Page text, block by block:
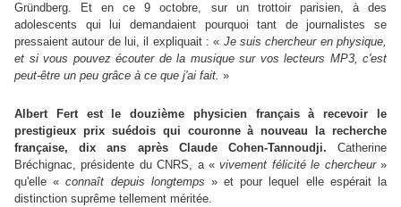
Gründberg. Et en ce 9 octobre, sur un trottoir parisien, à des
adolescents qui lui demandaient pourquoi tant de journalistes se
pressaient autour de lui, il expliquait : « Je suis chercheur en physique,
et si vous pouvez écouter de la musique sur vos lecteurs MP3, c'est
peut-être un peu grâce à ce que j'ai fait. »
Albert Fert est le douzième physicien français à recevoir le
prestigieux prix suédois qui couronne à nouveau la recherche
française, dix ans après Claude Cohen-Tannoudji. Catherine
Bréchignac, présidente du CNRS, a «vivement félicité le chercheur»
qu'elle «connaît depuis longtemps » et pour lequel elle espérait la
distinction suprême tellement méritée.